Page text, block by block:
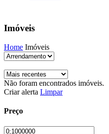
Imóveis
Home Imóveis
Não foram encontrados imóveis.
Criar alerta Limpar
Preço